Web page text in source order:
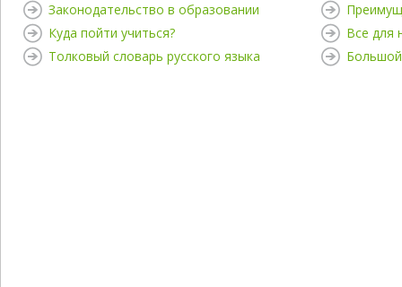
Законодательство в образовании
Куда пойти учиться?
Толковый словарь русского языка
Все для
Большой